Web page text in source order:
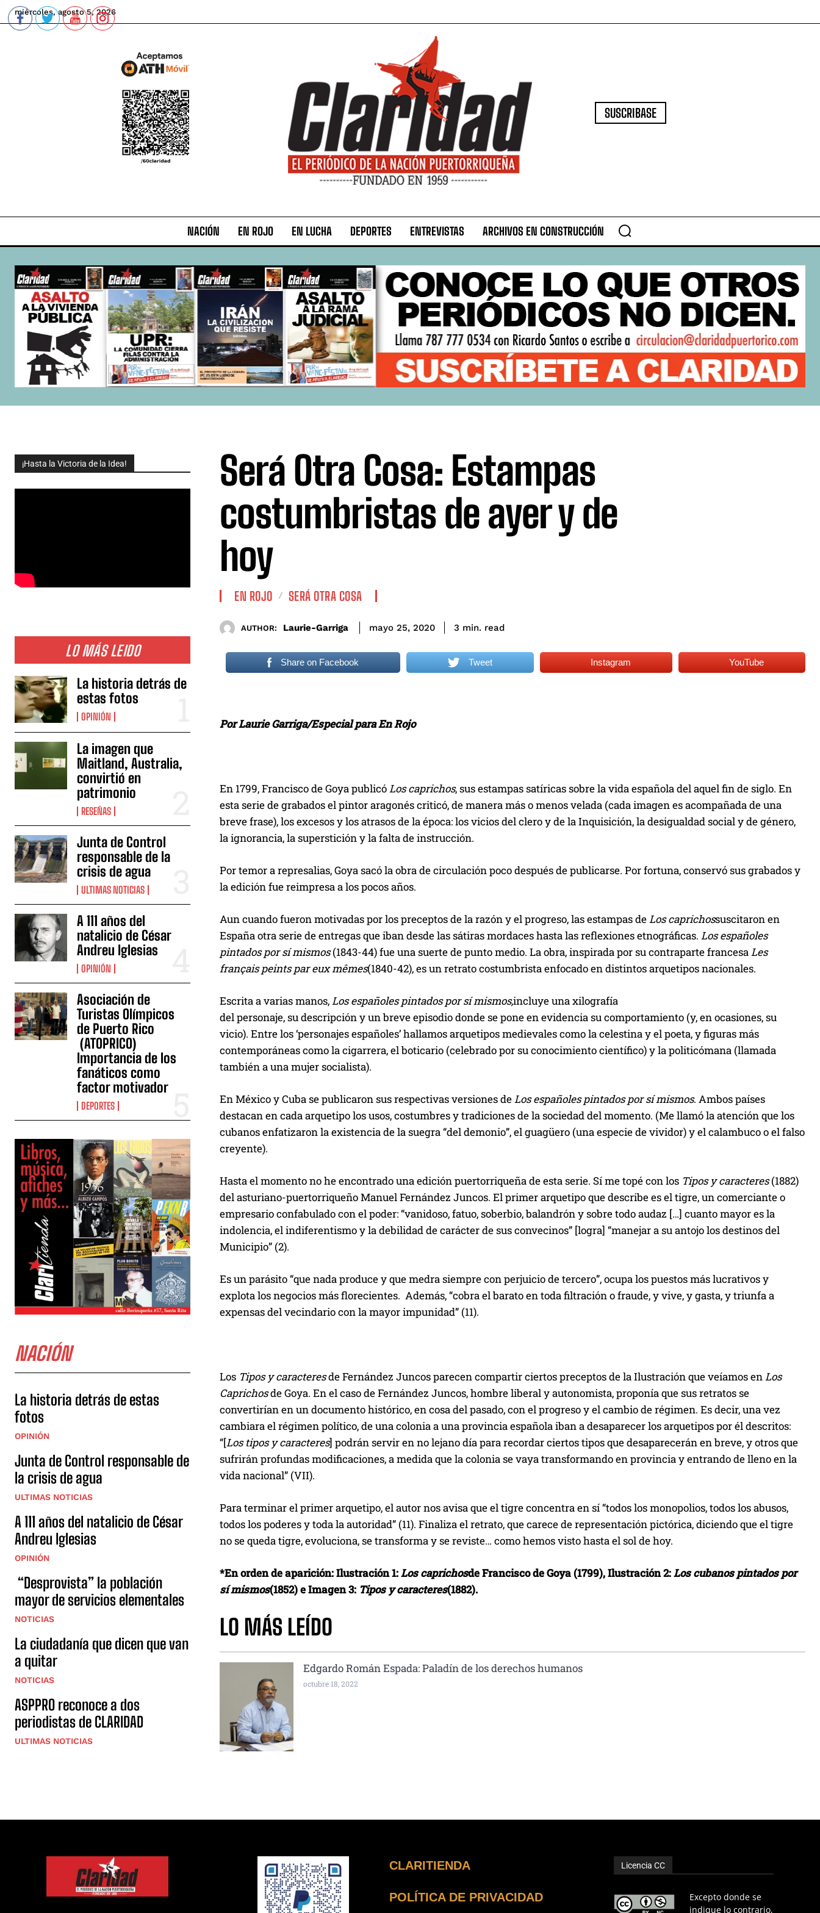
miércoles, agosto 5, 2026
SUSCRIBASE
NACIÓN EN ROJO EN LUCHA DEPORTES ENTREVISTAS ARCHIVOS EN CONSTRUCCIÓN
¡Hasta la Victoria de la Idea!
LO MÁS LEIDO
La historia detrás de
estas fotos
OPINIÓN
La imagen que
Maitland, Australia,
convirtió en
patrimonio
RESEÑAS
Junta de Control
responsable de la
crisis de agua
ULTIMAS NOTICIAS
A 111 años del
natalicio de César
Andreu Iglesias
OPINIÓN
Asociación de
Turistas Olímpicos
de Puerto Rico
(ATOPRICO)
Importancia de los
fanáticos como
factor motivador
DEPORTES
NACIÓN
La historia detrás de estas
fotos
OPINIÓN
Junta de Control responsable de
la crisis de agua
ULTIMAS NOTICIAS
A 111 años del natalicio de César
Andreu Iglesias
OPINIÓN
“Desprovista” la población
mayor de servicios elementales
NOTICIAS
La ciudadanía que dicen que van
a quitar
NOTICIAS
ASPPRO reconoce a dos
periodistas de CLARIDAD
ULTIMAS NOTICIAS
Será Otra Cosa: Estampas
costumbristas de ayer y de
hoy
EN ROJO SERÁ OTRA COSA
AUTHOR: Laurie-Garriga mayo 25, 2020 3 min. read
Share on Facebook Tweet Instagram YouTube
Por Laurie Garriga/Especial para En Rojo
En 1799, Francisco de Goya publicó Los caprichos, sus estampas satíricas sobre la vida española del aquel fin de siglo. En
esta serie de grabados el pintor aragonés criticó, de manera más o menos velada (cada imagen es acompañada de una
breve frase), los excesos y los atrasos de la época: los vicios del clero y de la Inquisición, la desigualdad social y de género,
la ignorancia, la superstición y la falta de instrucción.
Por temor a represalias, Goya sacó la obra de circulación poco después de publicarse. Por fortuna, conservó sus grabados y
la edición fue reimpresa a los pocos años.
Aun cuando fueron motivadas por los preceptos de la razón y el progreso, las estampas de Los caprichossuscitaron en
España otra serie de entregas que iban desde las sátiras mordaces hasta las reflexiones etnográficas. Los españoles
pintados por sí mismos(1843-44) fue una suerte de punto medio. La obra, inspirada por su contraparte francesa Les
français peints par eux mêmes(1840-42), es un retrato costumbrista enfocado en distintos arquetipos nacionales.
Escrita a varias manos, Los españoles pintados por sí mismos,incluye una xilografía
del personaje, su descripción y un breve episodio donde se pone en evidencia su comportamiento (y, en ocasiones, su
vicio). Entre los ‘personajes españoles’ hallamos arquetipos medievales como la celestina y el poeta, y figuras más
contemporáneas como la cigarrera, el boticario (celebrado por su conocimiento científico) y la politicómana (llamada
también a una mujer socialista).
En México y Cuba se publicaron sus respectivas versiones de Los españoles pintados por sí mismos. Ambos países
destacan en cada arquetipo los usos, costumbres y tradiciones de la sociedad del momento. (Me llamó la atención que los
cubanos enfatizaron la existencia de la suegra “del demonio”, el guagüero (una especie de vividor) y el calambuco o el falso
creyente).
Hasta el momento no he encontrado una edición puertorriqueña de esta serie. Sí me topé con los Tipos y caracteres(1882)
del asturiano-puertorriqueño Manuel Fernández Juncos. El primer arquetipo que describe es el tigre, un comerciante o
empresario confabulado con el poder: “vanidoso, fatuo, soberbio, balandrón y sobre todo audaz […] cuanto mayor es la
indolencia, el indiferentismo y la debilidad de carácter de sus convecinos” [logra] “manejar a su antojo los destinos del
Municipio” (2).
Es un parásito “que nada produce y que medra siempre con perjuicio de tercero”, ocupa los puestos más lucrativos y
explota los negocios más florecientes. Además, “cobra el barato en toda filtración o fraude, y vive, y gasta, y triunfa a
expensas del vecindario con la mayor impunidad” (11).
Los Tipos y caracteresde Fernández Juncos parecen compartir ciertos preceptos de la Ilustración que veíamos en Los
Caprichosde Goya. En el caso de Fernández Juncos, hombre liberal y autonomista, proponía que sus retratos se
convertirían en un documento histórico, en cosa del pasado, con el progreso y el cambio de régimen. Es decir, una vez
cambiara el régimen político, de una colonia a una provincia española iban a desaparecer los arquetipos por él descritos:
“[Los tipos y caracteres] podrán servir en no lejano día para recordar ciertos tipos que desaparecerán en breve, y otros que
sufrirán profundas modificaciones, a medida que la colonia se vaya transformando en provincia y entrando de lleno en la
vida nacional” (VII).
Para terminar el primer arquetipo, el autor nos avisa que el tigre concentra en sí “todos los monopolios, todos los abusos,
todos los poderes y toda la autoridad” (11). Finaliza el retrato, que carece de representación pictórica, diciendo que el tigre
no se queda tigre, evoluciona, se transforma y se reviste… como hemos visto hasta el sol de hoy.
*En orden de aparición: Ilustración 1:Los caprichosde Francisco de Goya (1799), Ilustración 2:Los cubanos pintados por
sí mismos(1852) e Imagen 3: Tipos y caracteres(1882).
LO MÁS LEÍDO
Edgardo Román Espada: Paladín de los derechos humanos
octubre 18, 2022
CLARITIENDA
POLÍTICA DE PRIVACIDAD
Licencia CC
Excepto donde se
indique lo contrario,